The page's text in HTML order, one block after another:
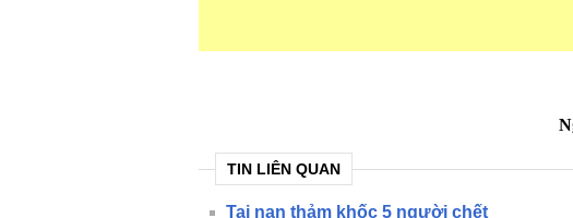
TIN LIÊN QUAN
Tai nạn thảm khốc 5 người chết